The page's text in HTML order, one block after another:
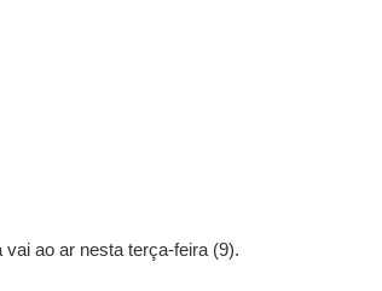
vai ao ar nesta terça-feira (9).